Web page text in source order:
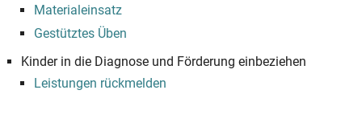
Materialeinsatz
Gestütztes Üben
Kinder in die Diagnose und Förderung einbeziehen
Leistungen rückmelden